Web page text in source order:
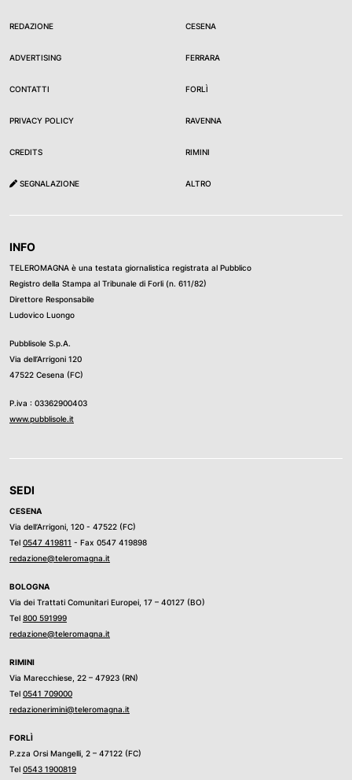
REDAZIONE
ADVERTISING
CONTATTI
PRIVACY POLICY
CREDITS
SEGNALAZIONE
CESENA
FERRARA
FORLÌ
RAVENNA
RIMINI
ALTRO
INFO
TELEROMAGNA è una testata giornalistica registrata al Pubblico
Registro della Stampa al Tribunale di Forli (n. 611/82)
Direttore Responsabile
Ludovico Luongo
Pubblisole S.p.A.
Via dell’Arrigoni 120
47522 Cesena (FC)
P.iva : 03362900403
www.pubblisole.it
SEDI
CESENA
Via dell’Arrigoni, 120 - 47522 (FC)
Tel 0547 419811 - Fax 0547 419898
redazione@teleromagna.it
BOLOGNA
Via dei Trattati Comunitari Europei, 17 – 40127 (BO)
Tel 800 591999
redazione@teleromagna.it
RIMINI
Via Marecchiese, 22 – 47923 (RN)
Tel 0541 709000
redazionerimini@teleromagna.it
FORLÌ
P.zza Orsi Mangelli, 2 – 47122 (FC)
Tel 0543 1900819